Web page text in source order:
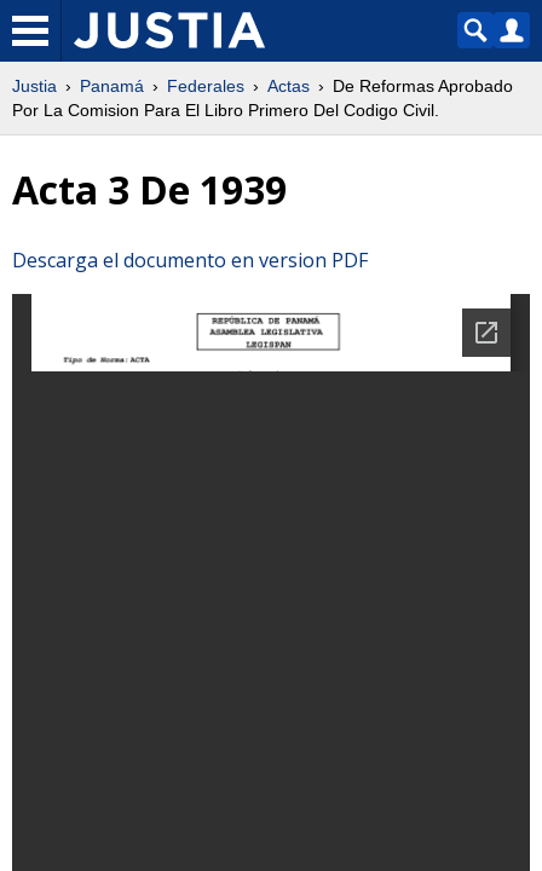
Justia Panamá Federales Actas
De Reformas Aprobado
Por La Comision Para El Libro Primero Del Codigo Civil.
Acta 3 De 1939
Descarga el documento en version PDF